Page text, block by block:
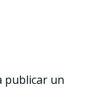
publicar un